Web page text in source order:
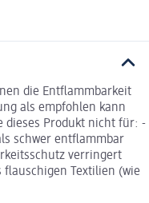
die Entflammbarkeit
als empfohlen kann
dieses Produkt nicht für: -
schwer entflammbar
verringert
flauschigen Textilien (wie